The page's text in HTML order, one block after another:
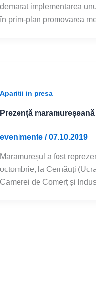
demarat implementarea
în prim-plan promovarea
Aparitii in presa
Prezență
evenimente /07.10.2019
Maramureșul a fost
octombrie, la Cernăuți
Camerei de Comerț și